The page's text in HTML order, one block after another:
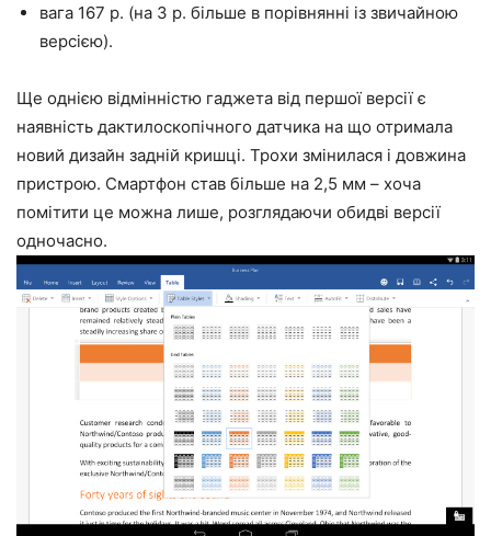
вага 167 р. (на 3 р. більше в порівнянні із звичайною
версією).
Ще однією відмінністю гаджета від першої версії є
наявність дактилоскопічного датчика на що отримала
новий дизайн задній кришці. Трохи змінилася і довжина
пристрою. Смартфон став більше на 2,5 мм – хоча
помітити це можна лише, розглядаючи обидві версії
одночасно.